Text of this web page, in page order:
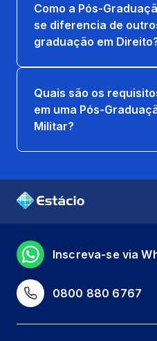
Como a Pós-
se diferencia de
graduação em
Quais são os
em uma Pós-
Militar?
0800 880 6767
Inscreva-se via